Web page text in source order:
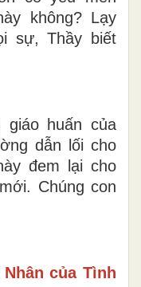
không? Lạy
sự, Thầy biết
giáo huấn của
dẫn lối cho
đem lại cho
Chúng con
của Tình